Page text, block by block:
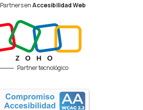
Partners enAccesibilidad Web
Partner tecnológico